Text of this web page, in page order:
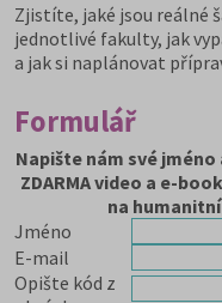
Zjistíte, jaké jsou reálné
jednotlivé fakulty, jak
a jak si naplánovat
Formulář
Napište nám své
ZDARMA video a e-
na
Jméno
E-mail
Opište kód z